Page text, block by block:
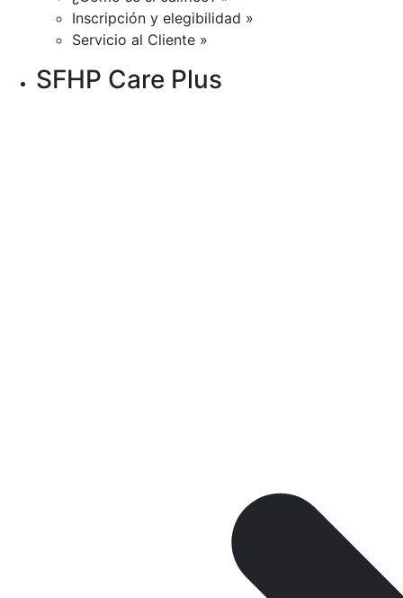
Inscripción y elegibilidad »
Servicio al Cliente »
SFHP Care Plus